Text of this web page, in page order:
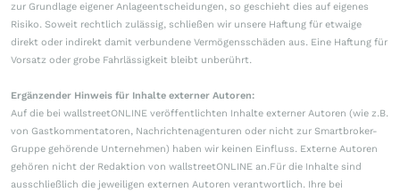
zur Grundlage eigener Anlageentscheidungen, so geschieht dies auf eigenes
Risiko. Soweit rechtlich zulässig, schließen wir unsere Haftung für etwaige
direkt oder indirekt damit verbundene Vermögensschäden aus. Eine Haftung für
Vorsatz oder grobe Fahrlässigkeit bleibt unberührt.
Ergänzender Hinweis für Inhalte externer Autoren:
Auf die bei wallstreetONLINE veröffentlichten Inhalte externer Autoren (wie z.B.
von Gastkommentatoren, Nachrichtenagenturen oder nicht zur Smartbroker-
Gruppe gehörende Unternehmen) haben wir keinen Einfluss. Externe Autoren
gehören nicht der Redaktion von wallstreetONLINE an.Für die Inhalte sind
ausschließlich die jeweiligen externen Autoren verantwortlich. Ihre bei